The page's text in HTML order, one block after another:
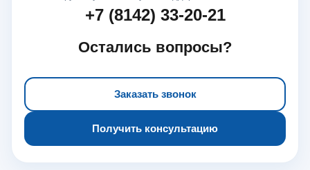
Заказать звонок
+7 (8142) 33-20-21
Остались вопросы?
Получить консультацию